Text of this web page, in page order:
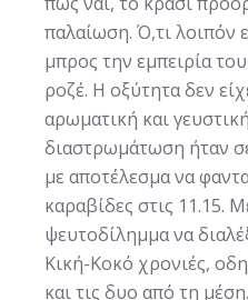
παλαίωση. Ό,τι λοιπόν
μπρος την εμπειρία
ροζέ. Η οξύτητα δεν
αρωματική και
διαστρωμάτωση ήταν
με αποτέλεσμα να
καραβίδες στις 11.15.
ψευτοδίλημμα να
Κική-Κοκό χρονιές,
και τις δυο από τη